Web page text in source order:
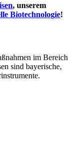
, unserem
Biotechnologie!
im Bereich
sind bayerische,